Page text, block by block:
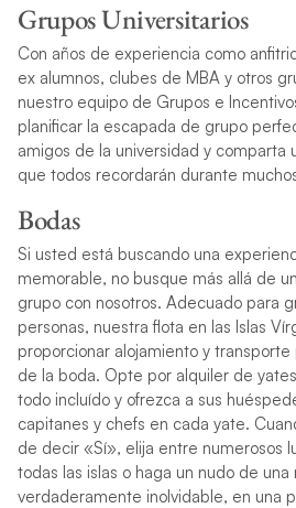
Grupos Universitarios
Con años de experiencia como
ex alumnos, clubes de MBA y otros
nuestro equipo de Grupos e
planificar la escapada de grupo
amigos de la universidad y comparta
que todos recordarán durante
Bodas
Si usted está buscando una
memorable, no busque más allá de
grupo con nosotros. Adecuado para
personas, nuestra flota en las Islas
proporcionar alojamiento y
de la boda. Opte por alquiler de
todo incluído y ofrezca a sus
capitanes y chefs en cada yate.
de decir «Sí», elija entre numerosos
todas las islas o haga un nudo de una
verdaderamente inolvidable, en una